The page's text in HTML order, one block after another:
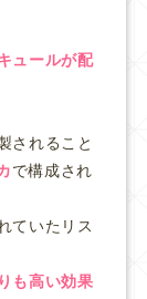
ュールが配
されること
で構成され
ていたリス
も高い効果